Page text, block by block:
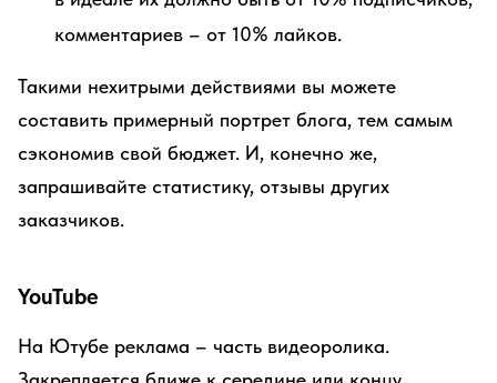
комментариев – от 10% лайков.
Такими нехитрыми действиями вы можете
составить примерный портрет блога, тем самым
сэкономив свой бюджет. И, конечно же,
запрашивайте статистику, отзывы других
заказчиков.
YouTube
На Ютубе реклама – часть видеоролика.